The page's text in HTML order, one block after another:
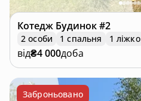
Котедж Будинок #2
2 особи 1 спальня 1 ліжко
від₴4 000доба
Заброньовано